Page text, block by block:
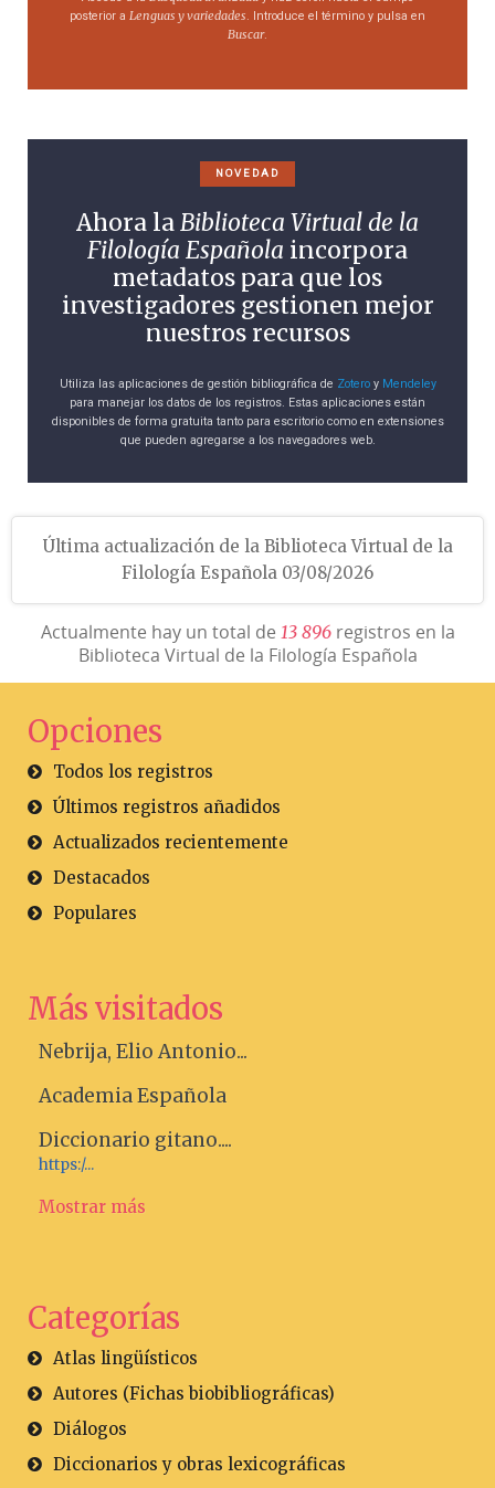
posterior a Lenguas y variedades . Introduce el término y pulsa en
Buscar.
NOVEDAD
Ahora laBiblioteca Virtual de la
Filología Española incorpora
metadatos para que los
investigadores gestionen mejor
nuestros recursos
Utiliza las aplicaciones de gestión bibliográfica de Zoteroy Mendeley
para manejar los datos de los registros. Estas aplicaciones están
disponibles de forma gratuita tanto para escritorio como en extensiones
que pueden agregarse a los navegadores web.
Última actualización de la Biblioteca Virtual de la
Filología Española 03/08/2026
Actualmente hay un total de 13 896registros en la
Biblioteca Virtual de la Filología Española
Opciones
Todos los registros
Últimos registros añadidos
Actualizados recientemente
Destacados
Populares
Más visitados
Nebrija, Elio Antonio...
Academia Española
Diccionario gitano....
https:/...
Mostrar más
Categorías
Atlas lingüísticos
Autores (Fichas biobibliográficas)
Diálogos
Diccionarios y obras lexicográficas